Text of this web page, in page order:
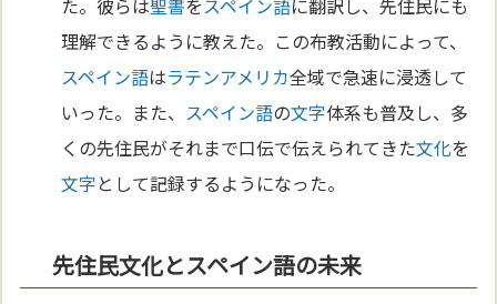
理解できるように教えた。この布教活動によって、
スペイン語はラテンアメリカ全域で急速に浸透して
いった。また、 スペイン語の文字体系も普及し、多
くの先住民がそれまで口伝で伝えられてきた文化を
文字として記録するようになった。
先住民文化とスペイン語の未来